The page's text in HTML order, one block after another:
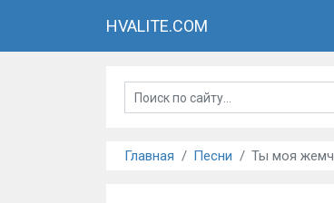
HVALITE.COM
Главная Песни Ты моя